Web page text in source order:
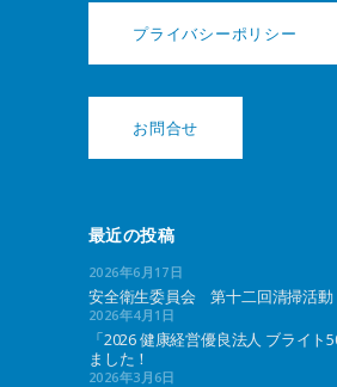
プライバシーポリシー
お問合せ
最近の投稿
2026年6月17日
安全衛生委員会 第十二回清掃活動
2026年4月1日
「2026 健康経営優良法人 ブライト
ました！
2026年3月6日